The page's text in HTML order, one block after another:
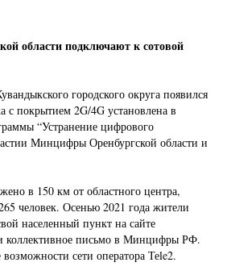
области подключают к сотовой
городского округа появился
с покрытием 2G/4G установлена в
“Устранение цифрового
Минцифры Оренбургской области и
в 150 км от областного центра,
человек. Осенью 2021 года жители
населенный пункт на сайте
коллективное письмо в Минцифры РФ.
сети оператора Теle2.